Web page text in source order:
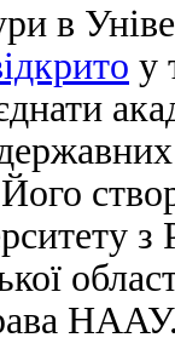
в
у
Його